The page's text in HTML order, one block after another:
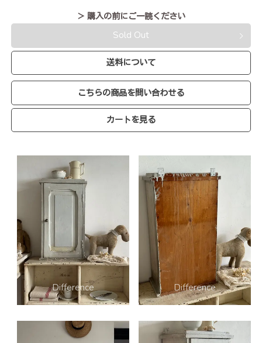
＞ 購入の前にご一読ください
Sold Out
送料について
こちらの商品を問い合わせる
カートを見る